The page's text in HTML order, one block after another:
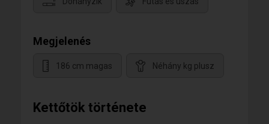
Kettőtök története
Megjelenés
186 cm magas Néhány kg plusz